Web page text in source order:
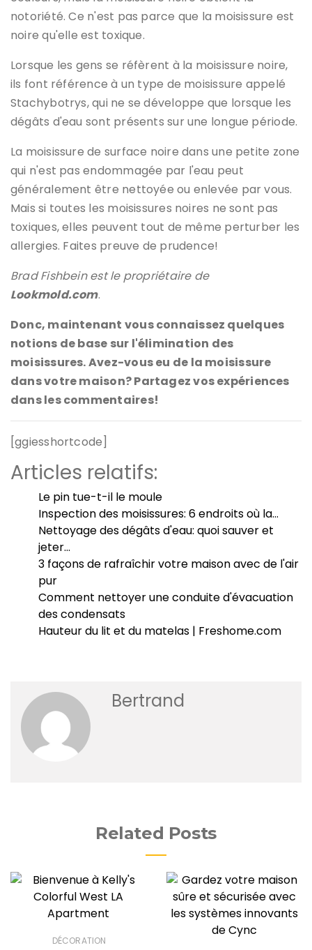
notoriété. Ce n'est pas parce que la moisissure est
noire qu'elle est toxique.
Lorsque les gens se réfèrent à la moisissure noire,
ils font référence à un type de moisissure appelé
Stachybotrys, qui ne se développe que lorsque les
dégâts d'eau sont présents sur une longue période.
La moisissure de surface noire dans une petite zone
qui n'est pas endommagée par l'eau peut
généralement être nettoyée ou enlevée par vous.
Mais si toutes les moisissures noires ne sont pas
toxiques, elles peuvent tout de même perturber les
allergies. Faites preuve de prudence!
Brad Fishbein est le propriétaire de
Lookmold.com.
Donc, maintenant vous connaissez quelques
notions de base sur l'élimination des
moisissures. Avez-vous eu de la moisissure
dans votre maison? Partagez vos expériences
dans les commentaires!
[ggiesshortcode]
Articles relatifs:
Le pin tue-t-il le moule
Inspection des moisissures: 6 endroits où la…
Nettoyage des dégâts d'eau: quoi sauver et
jeter…
3 façons de rafraîchir votre maison avec de l'air
pur
Comment nettoyer une conduite d'évacuation
des condensats
Hauteur du lit et du matelas | Freshome.com
Bertrand
Related Posts
DÉCORATION